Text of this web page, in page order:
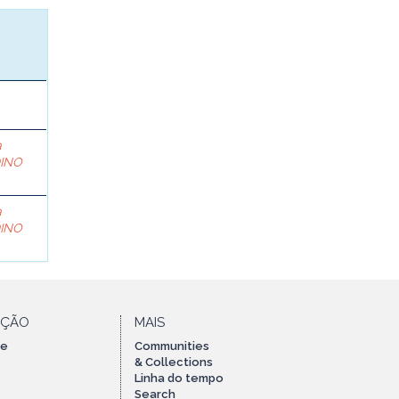
MAIS
Communities
& Collections
Linha do tempo
Search